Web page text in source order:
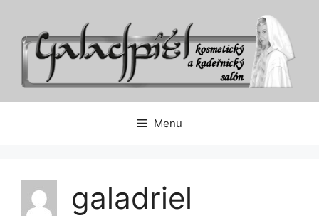
obsah
Menu
galadriel